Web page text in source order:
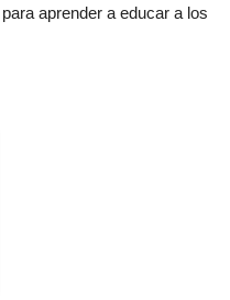
aprender a educar a los